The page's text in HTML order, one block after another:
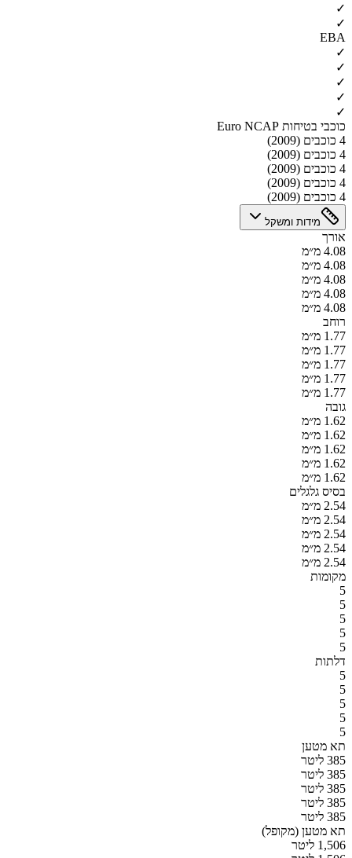
✓
✓
EBA
✓
✓
✓
✓
✓
כוכבי בטיחות Euro NCAP
4 כוכבים (2009)
4 כוכבים (2009)
4 כוכבים (2009)
4 כוכבים (2009)
4 כוכבים (2009)
מידות ומשקל
אורך
4.08 מ״מ
4.08 מ״מ
4.08 מ״מ
4.08 מ״מ
4.08 מ״מ
רוחב
1.77 מ״מ
1.77 מ״מ
1.77 מ״מ
1.77 מ״מ
1.77 מ״מ
גובה
1.62 מ״מ
1.62 מ״מ
1.62 מ״מ
1.62 מ״מ
1.62 מ״מ
בסיס גלגלים
2.54 מ״מ
2.54 מ״מ
2.54 מ״מ
2.54 מ״מ
2.54 מ״מ
מקומות
5
5
5
5
5
דלתות
5
5
5
5
5
תא מטען
385 ליטר
385 ליטר
385 ליטר
385 ליטר
385 ליטר
תא מטען (מקופל)
1,506 ליטר